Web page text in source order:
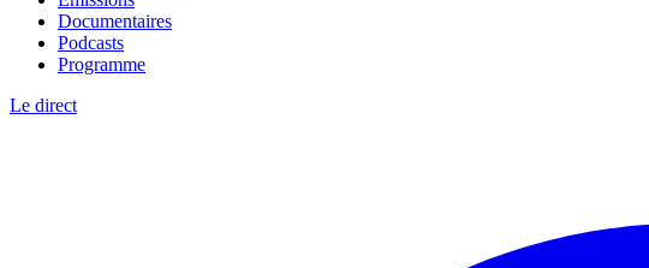
Documentaires
Podcasts
Programme
Le direct